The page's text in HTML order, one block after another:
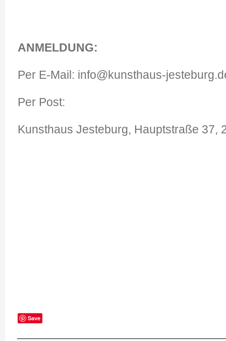
ANMELDUNG:
Per E-Mail: info@kunsthaus-
Per Post:
Kunsthaus Jesteburg, Hauptstraße 37,
Save